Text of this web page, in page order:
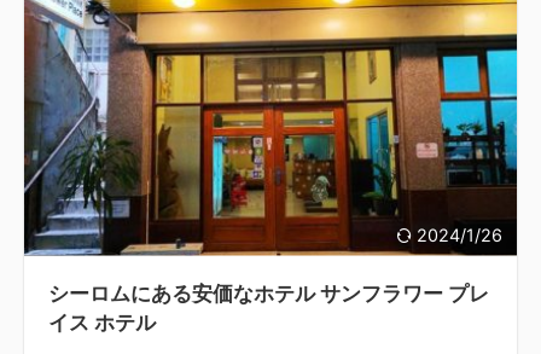
2024/1/26
シーロムにある安価なホテル サンフラワー プレ
イス ホテル